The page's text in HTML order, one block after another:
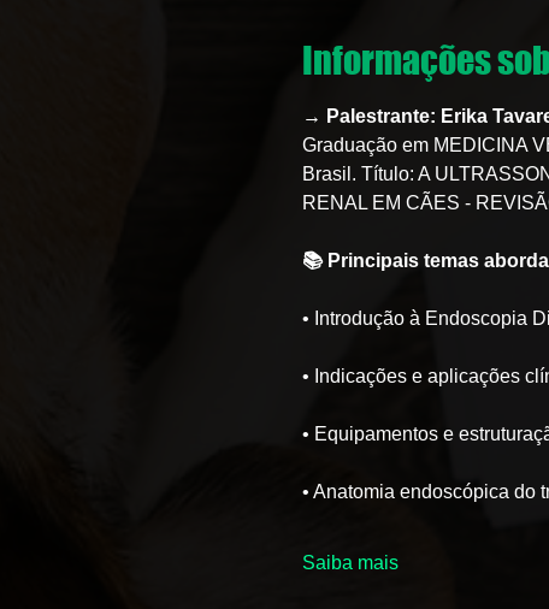
Informações
→ Palestrante: Erika
Graduação em MEDICINA
Brasil. Título: A
RENAL EM CÃES -
📚 Principais temas
• Introdução à Endoscopia
• Indicações e aplicações
• Equipamentos e
• Anatomia endoscópica do
Saiba mais